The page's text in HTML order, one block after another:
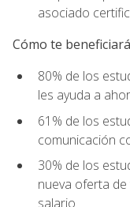
asociado
Cómo te
80% de los
les ayuda a
61% de los
comunicación
30% de los
nueva oferta
salario